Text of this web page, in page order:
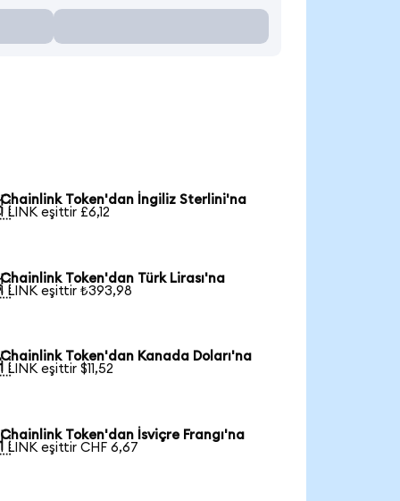
Chainlink Token'dan İngiliz Sterlini'na
1 LINK eşittir £6,12
Chainlink Token'dan Türk Lirası'na
1 LINK eşittir ₺393,98
Chainlink Token'dan Kanada Doları'na
1 LINK eşittir $11,52
Chainlink Token'dan İsviçre Frangı'na
1 LINK eşittir CHF 6,67